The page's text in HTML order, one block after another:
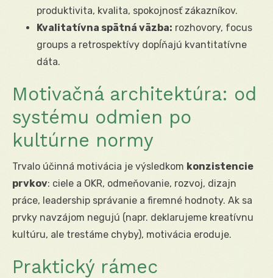
produktivita, kvalita, spokojnosť zákazníkov.
Kvalitatívna spätná väzba: rozhovory, focus
groups a retrospektívy dopĺňajú kvantitatívne
dáta.
Motivačná architektúra: od
systému odmien po
kultúrne normy
Trvalo účinná motivácia je výsledkom konzistencie
prvkov: ciele a OKR, odmeňovanie, rozvoj, dizajn
práce, leadership správanie a firemné hodnoty. Ak sa
prvky navzájom negujú (napr. deklarujeme kreatívnu
kultúru, ale trestáme chyby), motivácia eroduje.
Praktický rámec